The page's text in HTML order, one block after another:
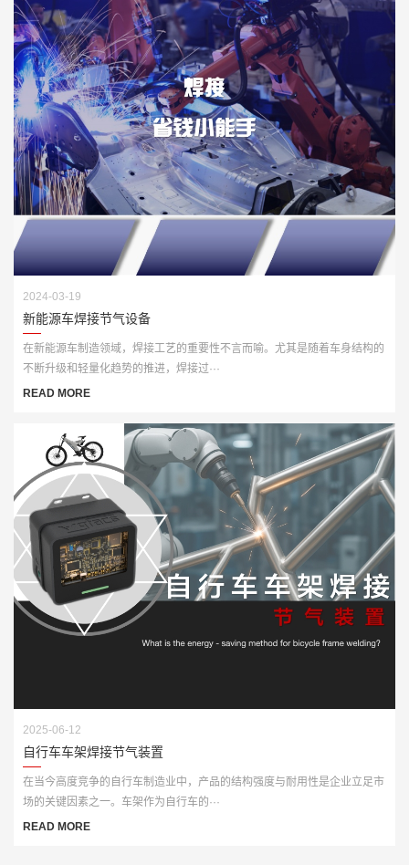
2024-03-19
新能源车焊接节气设备
在新能源车制造领域，焊接工艺的重要性不言而喻。尤其是随着车身结构的
不断升级和轻量化趋势的推进，焊接过···
READ MORE
2025-06-12
自行车车架焊接节气装置
在当今高度竞争的自行车制造业中，产品的结构强度与耐用性是企业立足市
场的关键因素之一。车架作为自行车的···
READ MORE